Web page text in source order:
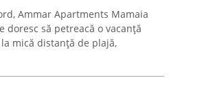
Ammar Apartments Mamaia
să petreacă o vacanță
mică distanță de plajă,